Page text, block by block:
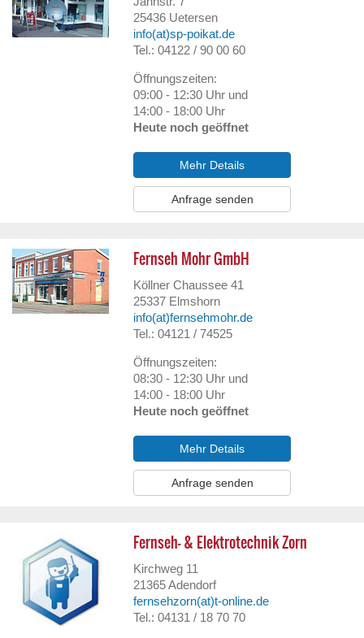
25436 Uetersen
info(at)sp-poikat.de
Tel.: 04122 / 90 00 60
Öffnungszeiten:
09:00 - 12:30 Uhr und
14:00 - 18:00 Uhr
Heute noch geöffnet
Mehr Details
Anfrage senden
Fernseh Mohr GmbH
Köllner Chaussee 41
25337 Elmshorn
info(at)fernsehmohr.de
Tel.: 04121 / 74525
Öffnungszeiten:
08:30 - 12:30 Uhr und
14:00 - 18:00 Uhr
Heute noch geöffnet
Mehr Details
Anfrage senden
Fernseh- & Elektrotechnik Zorn
Kirchweg 11
21365Adendorf
fernsehzorn(at)t-online.de
Tel.: 04131 / 18 70 70